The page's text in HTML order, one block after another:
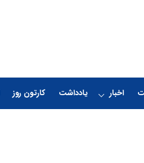
اخبار یادداشت کارتون روز